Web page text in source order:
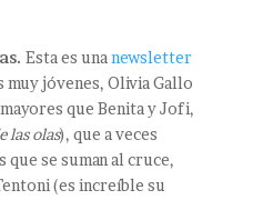
Esta es unanewsletter
jóvenes, Olivia Gallo
que Benita y Jofi,
las olas), que a veces
que se suman al cruce,
(es increíble su